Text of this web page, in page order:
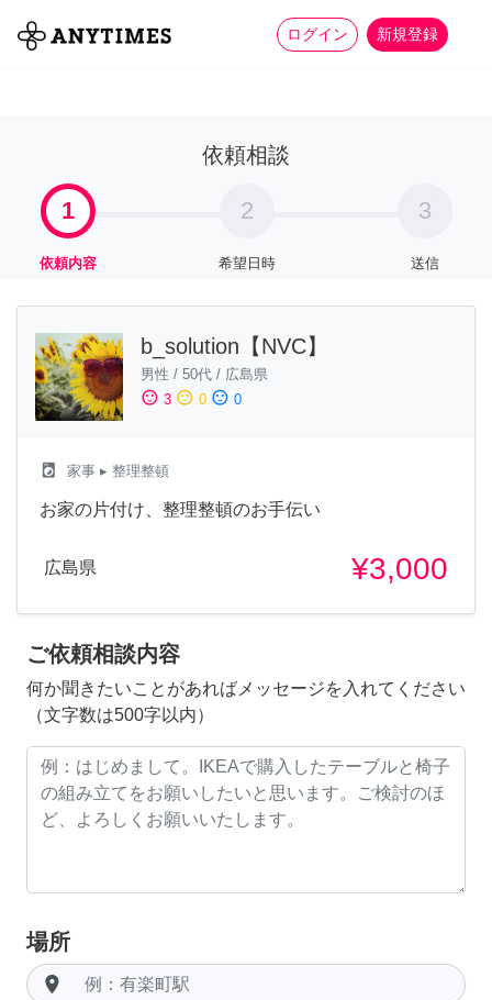
ログイン 新規登録
全て 家事 more_horiz
依頼相談
1
依頼内容
2
希望日時
3
送信
b_solution【NVC】
男性 / 50代 / 広島県
sentiment_satisfied 3 sentiment_neutral 0 sentiment_dissatisfied 0
local_laundry_service 家事 ▸ 整理整頓
お家の片付け、整理整頓のお手伝い
広島県 ¥3,000
ご依頼相談内容
何か聞きたいことがあればメッセージを入れてください
（文字数は500字以内）
場所
room